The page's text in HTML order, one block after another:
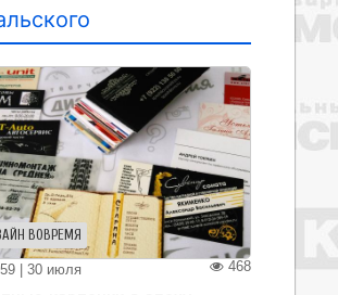
ВОВРЕМЯ
468
| 30 июля